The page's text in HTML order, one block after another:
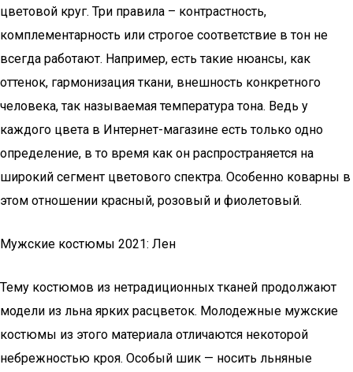
цветовой круг. Три правила – контрастность,
комплементарность или строгое соответствие в тон не
всегда работают. Например, есть такие нюансы, как
оттенок, гармонизация ткани, внешность конкретного
человека, так называемая температура тона. Ведь у
каждого цвета в Интернет-магазине есть только одно
определение, в то время как он распространяется на
широкий сегмент цветового спектра. Особенно коварны в
этом отношении красный, розовый и фиолетовый.
Мужские костюмы 2021: Лен
Тему костюмов из нетрадиционных тканей продолжают
модели из льна ярких расцветок. Молодежные мужские
костюмы из этого материала отличаются некоторой
небрежностью кроя. Особый шик — носить льняные